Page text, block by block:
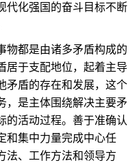
代化强国的奋斗目标不断
都是由诸多矛盾构成的
居于支配地位，起着主导
矛盾的存在和发展，这个
，是主体围绕解决主要矛
的活动过程。善于准确认
和集中力量完成中心任
法、工作方法和领导方